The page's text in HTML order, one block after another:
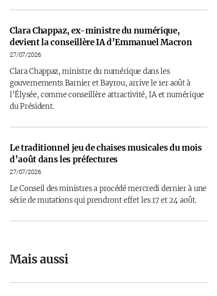
Clara Chappaz, ex-ministre du numérique,
devient la conseillère IA d’Emmanuel Macron
27/07/2026
Clara Chappaz, ministre du numérique dans les
gouvernements Barnier et Bayrou, arrive le 1er août à
l’Élysée, comme conseillère attractivité, IA et numérique
du Président.
Le traditionnel jeu de chaises musicales du mois
d’août dans les préfectures
27/07/2026
Le Conseil des ministres a procédé mercredi dernier à une
série de mutations qui prendront effet les 17 et 24 août.
Mais aussi